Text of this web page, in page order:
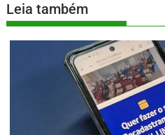
Leia também